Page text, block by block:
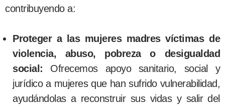
contribuyendo a:
Proteger a las mujeres madres víctimas de
violencia, abuso, pobreza o desigualdad
social: Ofrecemos apoyo sanitario, social y
jurídico a mujeres que han sufrido vulnerabilidad,
ayudándolas a reconstruir sus vidas y salir del